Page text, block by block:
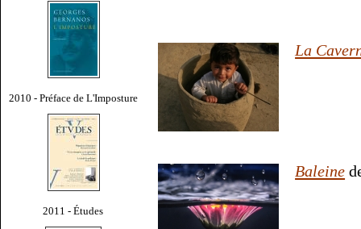
2010 - Préface de L'Imposture
2011 - Études
La
Baleine